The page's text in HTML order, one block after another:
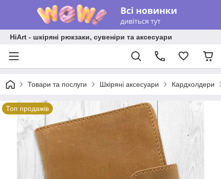
HiArt - шкіряні рюкзаки, сувеніри та аксесуари
Товари та послуги Шкіряні аксесуари Кардхолдери
Топ продажів